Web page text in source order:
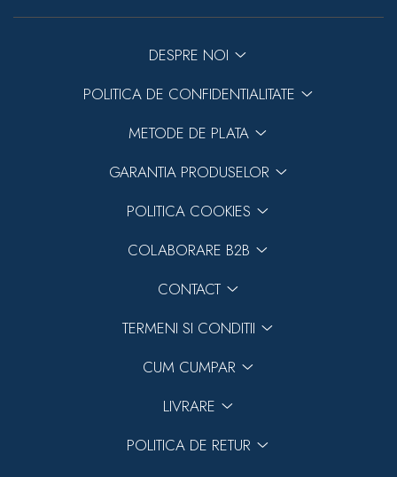
DESPRE NOI
POLITICA DE CONFIDENTIALITATE
METODE DE PLATA
GARANTIA PRODUSELOR
POLITICA COOKIES
COLABORARE B2B
CONTACT
TERMENI SI CONDITII
CUM CUMPAR
LIVRARE
POLITICA DE RETUR